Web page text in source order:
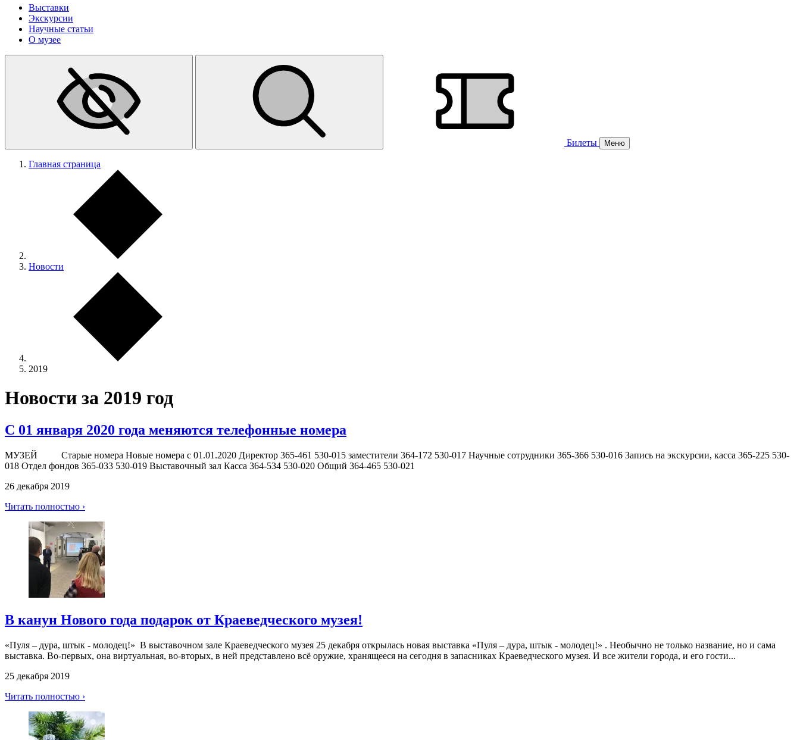
Выставки
Экскурсии
Научные статьи
О музее
Билеты Меню
Главная страница
Новости
2019
Новости за 2019 год
С 01 января 2020 года меняются телефонные номера
МУЗЕЙ Старые номера Новые номера с 01.01.2020 Директор 365-461 530-015 заместители 364-172 530-017 Научные сотрудники 365-366 530-016 Запись на экскурсии, касса 365-225 530-
018 Отдел фондов 365-033 530-019 Выставочный зал Касса 364-534 530-020 Общий 364-465 530-021
26 декабря 2019
Читать полностью ›
В канун Нового года подарок от Краеведческого музея!
«Пуля – дура, штык - молодец!» В выставочном зале Краеведческого музея 25 декабря открылась новая выставка «Пуля – дура, штык - молодец!» . Необычно не только название, но и сама
выставка. Во-первых, она виртуальная, во-вторых, в ней представлено всё оружие, хранящееся на сегодня в запасниках Краеведческого музея. И все жители города, и его гости...
25 декабря 2019
Читать полностью ›